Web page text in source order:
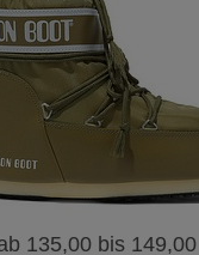
135,00 bis 149,00